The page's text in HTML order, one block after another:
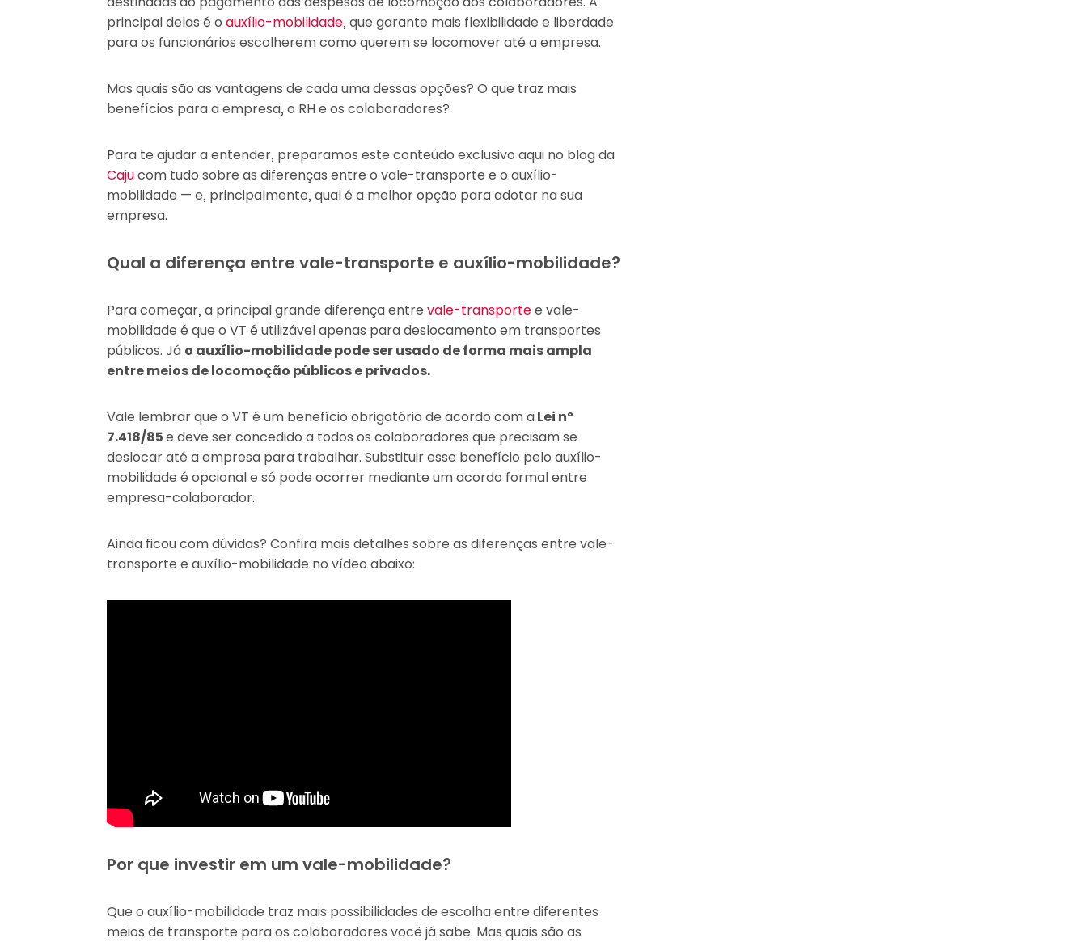
principal delas é o auxílio-mobilidade, que garante mais flexibilidade e liberdade
para os funcionários escolherem como querem se locomover até a empresa.
Mas quais são as vantagens de cada uma dessas opções? O que traz mais
benefícios para a empresa, o RH e os colaboradores?
Para te ajudar a entender, preparamos este conteúdo exclusivo aqui no blog da
Cajucom tudo sobre as diferenças entre o vale-transporte e o auxílio-
mobilidade — e, principalmente, qual é a melhor opção para adotar na sua
empresa.
Qual a diferença entre vale-transporte e auxílio-mobilidade?
Para começar, a principal grande diferença entre vale-transportee vale-
mobilidade é que o VT é utilizável apenas para deslocamento em transportes
públicos. Já o auxílio-mobilidade pode ser usado de forma mais ampla
entre meios de locomoção públicos e privados.
Vale lembrar que o VT é um benefício obrigatório de acordo com aLei nº
7.418/85e deve ser concedido a todos os colaboradores que precisam se
deslocar até a empresa para trabalhar. Substituir esse benefício pelo auxílio-
mobilidade é opcional e só pode ocorrer mediante um acordo formal entre
empresa-colaborador.
Ainda ficou com dúvidas? Confira mais detalhes sobre as diferenças entre vale-
transporte e auxílio-mobilidade no vídeo abaixo:
Por que investir em um vale-mobilidade?
Que o auxílio-mobilidade traz mais possibilidades de escolha entre diferentes
meios de transporte para os colaboradores você já sabe. Mas quais são as